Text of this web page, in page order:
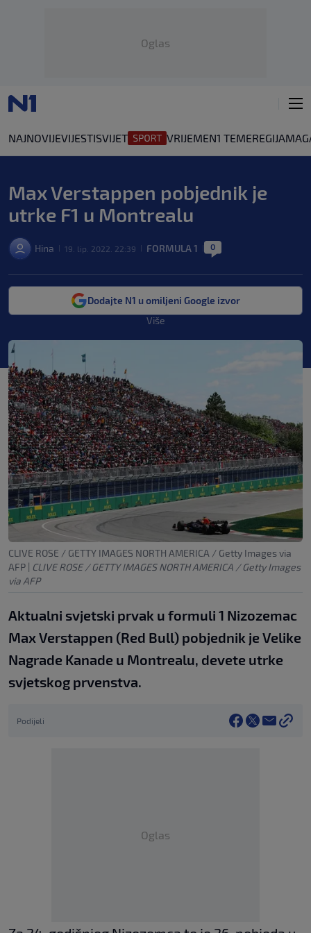
Oglas
NAJNOVIJEVIJESTISVIJET VRIJEMEN1 TEMEREGIJA
Max Verstappen pobjednik je
utrke F1 u Montrealu
Hina 19. lip. 2022. 22:39 FORMULA 1 0
Dodajte N1 u omiljeni Google izvor
Više
CLIVE ROSE / GETTY IMAGES NORTH AMERICA / Getty Images via
AFP | CLIVE ROSE / GETTY IMAGES NORTH AMERICA / Getty Images
via AFP
Aktualni svjetski prvak u formuli 1 Nizozemac
Max Verstappen (Red Bull) pobjednik je Velike
Nagrade Kanade u Montrealu, devete utrke
svjetskog prvenstva.
Podijeli
Oglas